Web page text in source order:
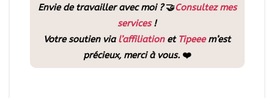
Envie de travailler avec moi ?🤝Consultez mes
services!
Votre soutien via l’affiliationet Tipeeem’est
précieux, merci à vous. ❤️